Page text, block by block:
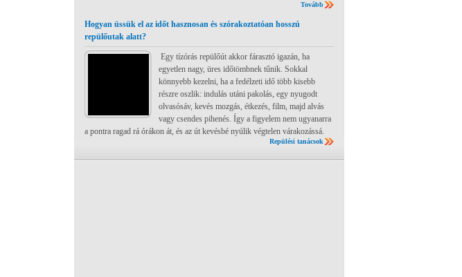
Tovább
Hogyan üssük el az időt hasznosan és szórakoztatóan hosszú
repülőutak alatt?
Egy tízórás repülőút akkor fárasztó igazán, ha
egyetlen nagy, üres időtömbnek tűnik. Sokkal
könnyebb kezelni, ha a fedélzeti idő több kisebb
részre oszlik: indulás utáni pakolás, egy nyugodt
olvasósáv, kevés mozgás, étkezés, film, majd alvás
vagy csendes pihenés. Így a figyelem nem ugyanarra
a pontra ragad rá órákon át, és az út kevésbé nyúlik végtelen várakozássá.
Repülési tanácsok